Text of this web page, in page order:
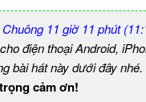
11 giờ 11 phút
điện thoại Android,
bài hát này dưới đây nhé.
cảm ơn!